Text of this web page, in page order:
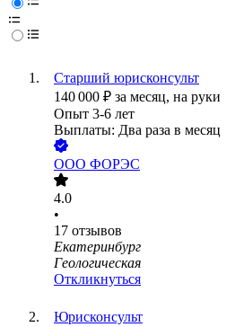
Старший юрисконсульт
140 000 ₽ за месяц, на руки
Опыт 3-6 лет
Выплаты: Два раза в месяц
ООО ФОРЭС
4.0
•
17 отзывов
Екатеринбург
Геологическая
Откликнуться
Юрисконсульт